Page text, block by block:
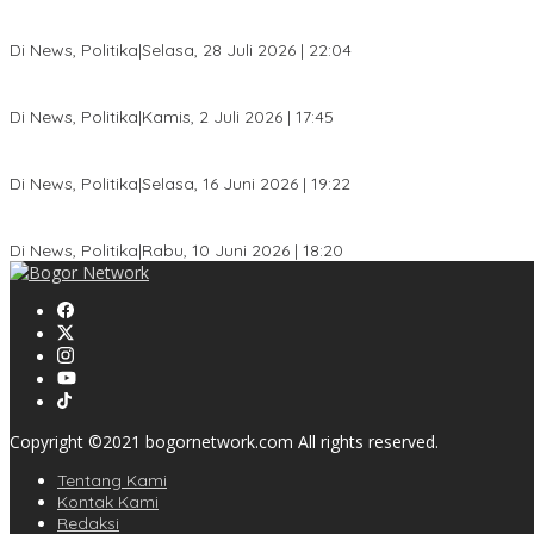
Di News, Politika|Selasa, 28 Juli 2026 | 22:04
Di News, Politika|Kamis, 2 Juli 2026 | 17:45
Di News, Politika|Selasa, 16 Juni 2026 | 19:22
Di News, Politika|Rabu, 10 Juni 2026 | 18:20
Copyright ©2021 bogornetwork.com All rights reserved.
Tentang Kami
Kontak Kami
Redaksi